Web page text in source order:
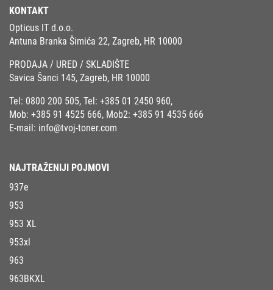
KONTAKT
Opticus IT d.o.o.
Antuna Branka Šimića 22, Zagreb, HR 10000
PRODAJA / URED / SKLADIŠTE
Savica Šanci 145, Zagreb, HR 10000
Tel: 0800 200 505, Tel: +385 01 2450 960,
Mob: +385 91 4525 666, Mob2: +385 91 4535 666
E-mail: info@tvoj-toner.com
NAJTRAŽENIJI POJMOVI
937e
953
953 XL
953xl
963
963BKXL